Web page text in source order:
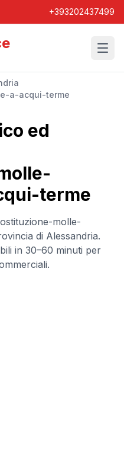
+393202437499
a-acqui-terme
ed
terme
molle-
di Alessandria.
in 30–60 minuti per